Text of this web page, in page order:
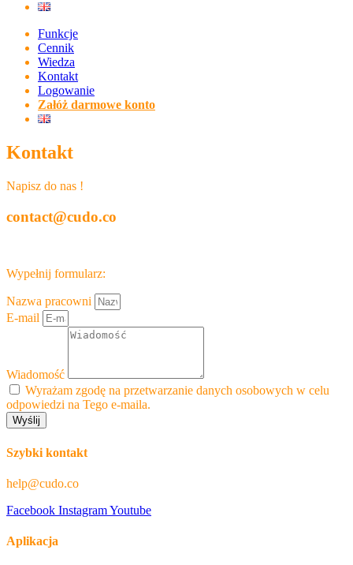
Funkcje
Cennik
Wiedza
Kontakt
Logowanie
Załóż darmowe konto
Kontakt
Napisz do nas !
contact@cudo.co
Wypełnij formularz:
Nazwa pracowni
E-mail
Wiadomość
Wyrażam zgodę na przetwarzanie danych osobowych w celu
odpowiedzi na Tego e-maila.
Wyślij
Szybki kontakt
help@cudo.co
Facebook InstagramYoutube
Aplikacja